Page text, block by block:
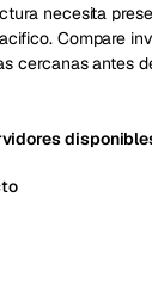
necesita
Compare
cercanas antes